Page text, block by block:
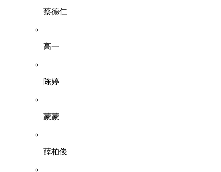
蔡德仁
高一
陈婷
蒙蒙
薛柏俊